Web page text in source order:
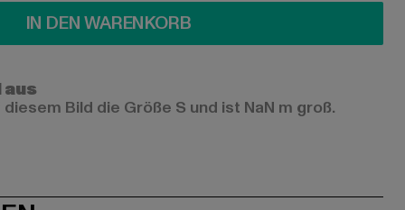
IN DEN WARENKORB
Bild die Größe S und ist NaN m groß.